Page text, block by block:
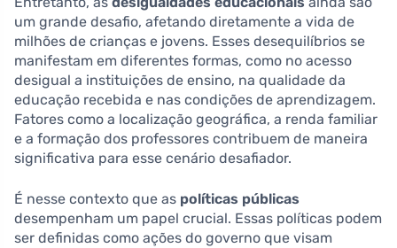
um grande desafio, afetando diretamente a vida de
milhões de crianças e jovens. Esses desequilíbrios se
manifestam em diferentes formas, como no acesso
desigual a instituições de ensino, na qualidade da
educação recebida e nas condições de aprendizagem.
Fatores como a localização geográfica, a renda familiar
e a formação dos professores contribuem de maneira
significativa para esse cenário desafiador.
É nesse contexto que as políticas públicas
desempenham um papel crucial. Essas políticas podem
ser definidas como ações do governo que visam